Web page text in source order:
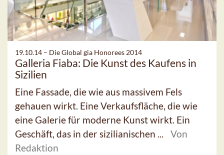
19.10.14 – Die Global gia Honorees 2014
Galleria Fiaba: Die Kunst des Kaufens in
Sizilien
Eine Fassade, die wie aus massivem Fels
gehauen wirkt. Eine Verkaufsfläche, die wie
eine Galerie für moderne Kunst wirkt. Ein
Geschäft, das in der sizilianischen ...
Von
Redaktion